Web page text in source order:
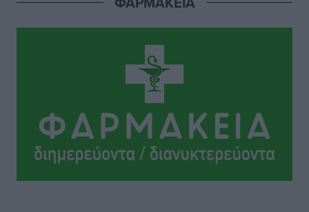
Γ. Χατζημάρκος: “Δύο μεγάλες δεσμεύσεις
Γεωργιάδη” – Κίνητρα για τους γιατρούς των νησιών
και συνεργασία Ρόδου με το Αττικόν για το
Ακτινοθεραπευτικό
Τοπικές Ειδήσεις• πριν 14 ώρες